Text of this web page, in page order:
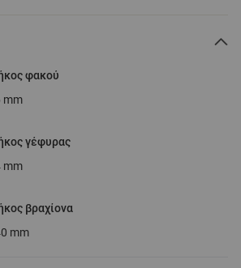
φακού
mm
γέφυρας
mm
βραχίονα
mm